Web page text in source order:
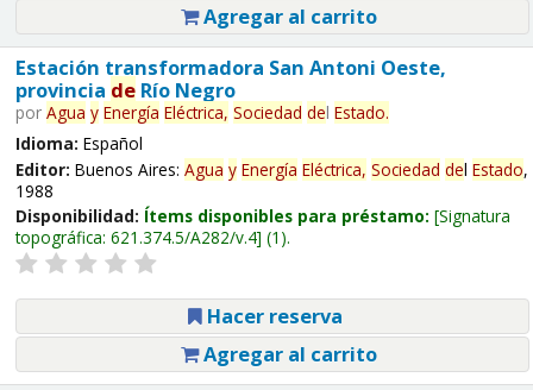
Agregar al carrito
Estación transformadora San Antoni Oeste,
provincia deRío Negro
por Agua y Energía Eléctrica, Sociedad del Estado.
Idioma: Español
Editor: Buenos Aires: Agua y Energía Eléctrica, Sociedad del Estado,
1988
Disponibilidad: Ítems disponibles para préstamo: Signatura
topográfica: 621.374.5/A282/v.4 (1).
Hacer reserva
Agregar al carrito